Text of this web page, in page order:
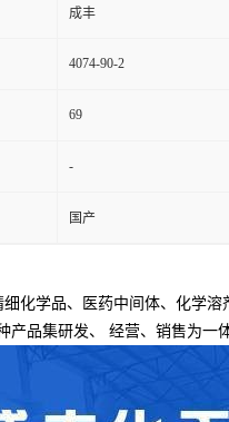
成丰
4074-90-2
69
-
国产
化学品、医药中间体、化学
产品集研发、
经营、销售为一